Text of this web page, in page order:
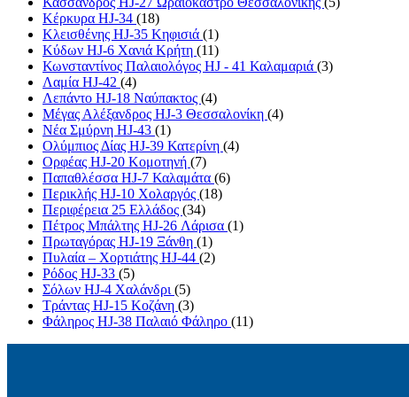
Κέρκυρα HJ-34 (18)
Κλεισθένης HJ-35 Κηφισιά (1)
Κύδων HJ-6 Χανιά Κρήτη (11)
Κωνσταντίνος Παλαιολόγος HJ - 41 Καλαμαριά (3)
Λαμία HJ-42 (4)
Λεπάντο HJ-18 Ναύπακτος (4)
Μέγας Αλέξανδρος HJ-3 Θεσσαλονίκη (4)
Νέα Σμύρνη HJ-43 (1)
Ολύμπιος Δίας HJ-39 Κατερίνη (4)
Ορφέας HJ-20 Κομοτηνή (7)
Παπαθλέσσα HJ-7 Καλαμάτα (6)
Περικλής HJ-10 Χολαργός (18)
Περιφέρεια 25 Ελλάδος (34)
Πέτρος Μπάλτης HJ-26 Λάρισα (1)
Πρωταγόρας HJ-19 Ξάνθη (1)
Πυλαία – Χορτιάτης HJ-44 (2)
Ρόδος HJ-33 (5)
Σόλων HJ-4 Χαλάνδρι(5)
Τράντας HJ-15 Κοζάνη (3)
Φάληρος HJ-38 Παλαιό Φάληρο (11)